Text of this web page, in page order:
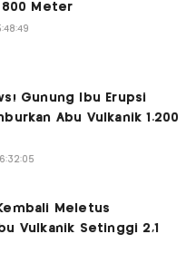
800 Meter
Gunung Ibu Erupsi
Abu Vulkanik 1.200
Meletus
Vulkanik Setinggi 2,1